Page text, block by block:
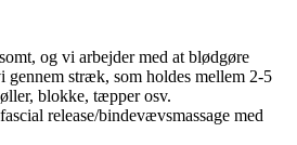
og vi arbejder med at blødgøre
stræk, som holdes mellem 2-5
blokke, tæpper osv.
release/bindevævsmassage med